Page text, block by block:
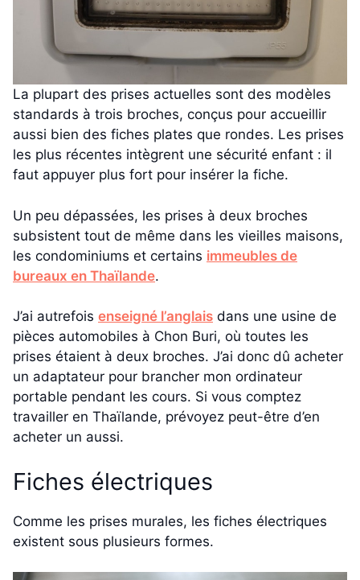
La plupart des prises actuelles sont des modèles
standards à trois broches, conçus pour accueillir
aussi bien des fiches plates que rondes. Les prises
les plus récentes intègrent une sécurité enfant : il
faut appuyer plus fort pour insérer la fiche.
Un peu dépassées, les prises à deux broches
subsistent tout de même dans les vieilles maisons,
les condominiums et certains immeubles de
bureaux en Thaïlande.
J’ai autrefois enseigné l’anglais dans une usine de
pièces automobiles à Chon Buri, où toutes les
prises étaient à deux broches. J’ai donc dû acheter
un adaptateur pour brancher mon ordinateur
portable pendant les cours. Si vous comptez
travailler en Thaïlande, prévoyez peut-être d’en
acheter un aussi.
Fiches électriques
Comme les prises murales, les fiches électriques
existent sous plusieurs formes.